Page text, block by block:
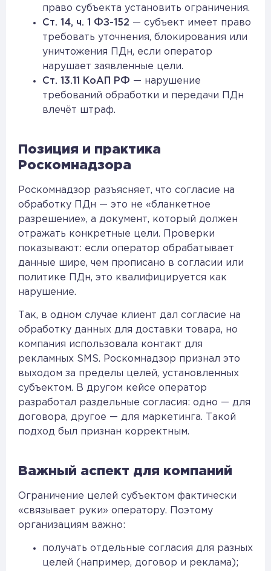
право субъекта установить ограничения.
Ст. 14, ч. 1 ФЗ-152 — субъект имеет право
требовать уточнения, блокирования или
уничтожения ПДн, если оператор
нарушает заявленные цели.
Ст. 13.11 КоАП РФ — нарушение
требований обработки и передачи ПДн
влечёт штраф.
Позиция и практика
Роскомнадзора
Роскомнадзор разъясняет, что согласие на
обработку ПДн — это не «бланкетное
разрешение», а документ, который должен
отражать конкретные цели. Проверки
показывают: если оператор обрабатывает
данные шире, чем прописано в согласии или
политике ПДн, это квалифицируется как
нарушение.
Так, в одном случае клиент дал согласие на
обработку данных для доставки товара, но
компания использовала контакт для
рекламных SMS. Роскомнадзор признал это
выходом за пределы целей, установленных
субъектом. В другом кейсе оператор
разработал раздельные согласия: одно — для
договора, другое — для маркетинга. Такой
подход был признан корректным.
Важный аспект для компаний
Ограничение целей субъектом фактически
«связывает руки» оператору. Поэтому
организациям важно:
получать отдельные согласия для разных
целей (например, договор и реклама);